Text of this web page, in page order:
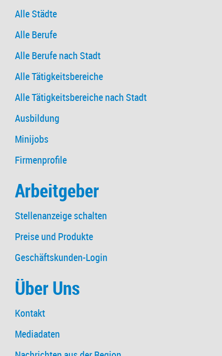
Alle Städte
Alle Berufe
Alle Berufe nach Stadt
Alle Tätigkeitsbereiche
Alle Tätigkeitsbereiche nach Stadt
Ausbildung
Minijobs
Firmenprofile
Arbeitgeber
Stellenanzeige schalten
Preise und Produkte
Geschäftskunden-Login
Über Uns
Kontakt
Mediadaten